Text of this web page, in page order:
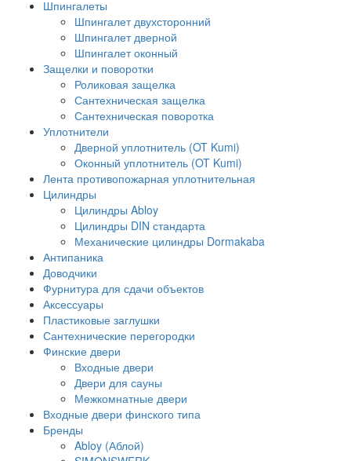
Шпингалеты
Шпингалет двухсторонний
Шпингалет дверной
Шпингалет оконный
Защелки и поворотки
Роликовая защелка
Сантехническая защелка
Сантехническая поворотка
Уплотнители
Дверной уплотнитель (OT Kumi)
Оконный уплотнитель (OT Kumi)
Лента противопожарная уплотнительная
Цилиндры
Цилиндры Abloy
Цилиндры DIN стандарта
Механические цилиндры Dormakaba
Антипаника
Доводчики
Фурнитура для сдачи объектов
Аксессуары
Пластиковые заглушки
Сантехнические перегородки
Финские двери
Входные двери
Двери для сауны
Межкомнатные двери
Входные двери финского типа
Бренды
Abloy (Аблой)